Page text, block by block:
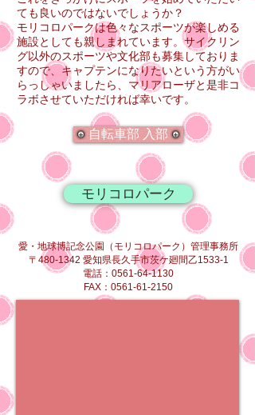
ても良いのではないでしょうか？
モリコロパークは色々なスポーツが楽しめる
施設としても親しまれています。サイクリン
グ以外のスポーツや文化部も募集しておりま
すので、キャプテンになりたいという方がい
らっしゃいましたら、マリアローザと是非コ
ラボさせていただければ幸いです。
モリコロパーク
愛・地球博記念公園（モリコロパーク）管理事務所
〒480-1342 愛知県長久手市茨ケ廻間乙1533-1
電話：0561-64-1130
FAX：0561-61-2150
自転車部 入部